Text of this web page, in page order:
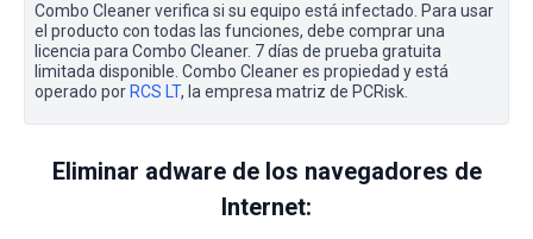
Combo Cleaner verifica si su equipo está infectado. Para usar
el producto con todas las funciones, debe comprar una
licencia para Combo Cleaner. 7 días de prueba gratuita
limitada disponible. Combo Cleaner es propiedad y está
operado por RCS LT, la empresa matriz de PCRisk.
Eliminar adware de los navegadores de
Internet: